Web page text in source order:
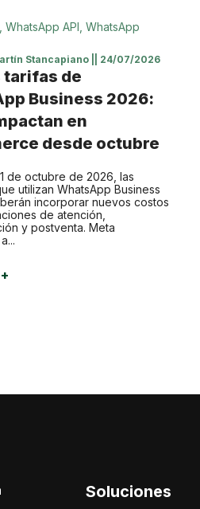
WhatsApp API WhatsApp
Stancapiano 24/07/2026
tarifas de
Business 2026:
en
desde octubre
de octubre de 2026, las
utilizan WhatsApp Business
incorporar nuevos costos
de atención,
y postventa. Meta
Soluciones